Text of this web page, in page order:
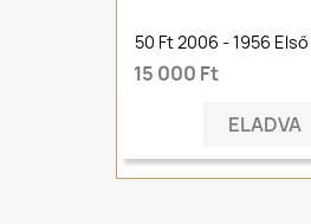
50 Ft 2006 - 1956
15 000 Ft
ELADVA